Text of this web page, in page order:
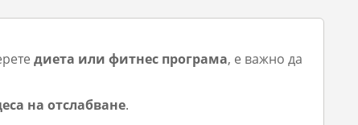
диета или фитнес програма, е важно да
на отслабване.